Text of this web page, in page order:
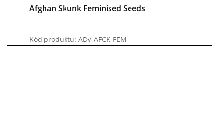
Afghan Skunk Feminised Seeds
Kód produktu: ADV-AFCK-FEM